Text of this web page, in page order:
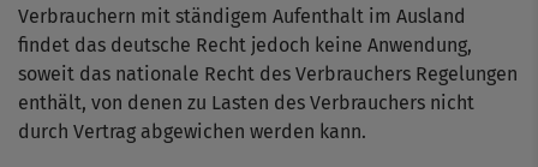
Verbrauchern mit ständigem Aufenthalt im Ausland
findet das deutsche Recht jedoch keine Anwendung,
soweit das nationale Recht des Verbrauchers Regelungen
enthält, von denen zu Lasten des Verbrauchers nicht
durch Vertrag abgewichen werden kann.